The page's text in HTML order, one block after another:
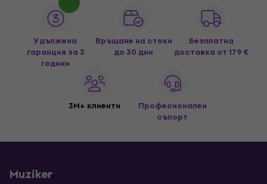
Удължена
гаранция за 3
години
Връщане на стоки
до 30 дни
Безплатна
доставка от 179 €
3M+ клиенти
Професионален
съпорт
Muziker